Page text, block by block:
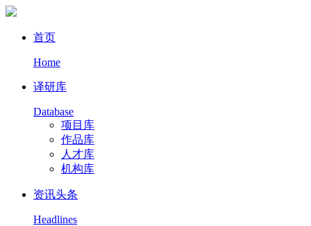
首页
Home
译研库
Database
项目库
作品库
人才库
机构库
资讯头条
Headlines